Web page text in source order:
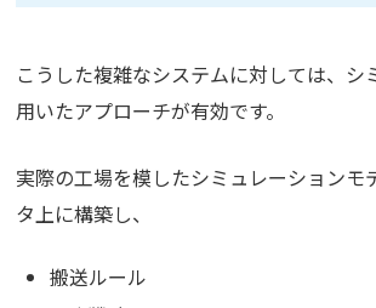
こうした複雑なシステムに対しては、シ
用いたアプローチが有効です。
実際の工場を模したシミュレーションモ
タ上に構築し、
搬送ルール